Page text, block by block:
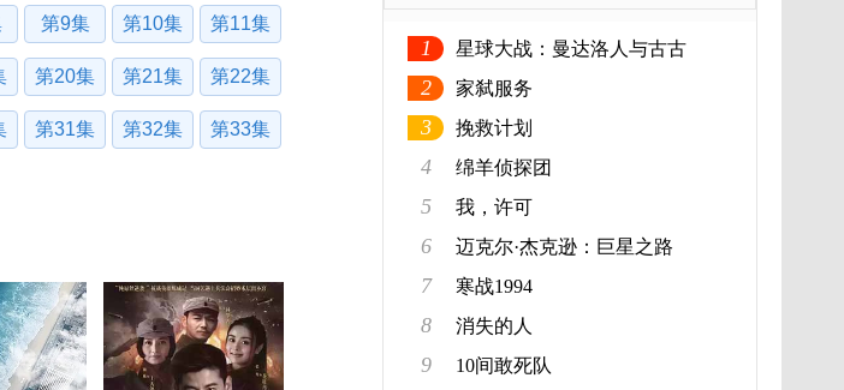
第9集 第10集 第11集
第20集 第21集 第22集
第31集 第32集 第33集
1 星球大战：曼达洛人与古古
2 家弑服务
3 挽救计划
4 绵羊侦探团
5 我，许可
6 迈克尔·杰克逊：巨星之路
7 寒战1994
8 消失的人
9 10间敢死队